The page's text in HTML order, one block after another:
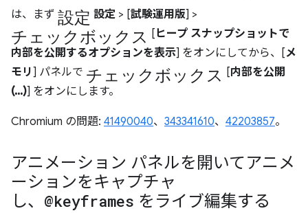
は、まず 設定 設定 > [試験運用版] >
チェックボックス [ヒープ スナップショットで
内部を公開するオプションを表示] をオンにしてから、[メ
モリ ] パネルで チェックボックス [内部を公開
(...)] をオンにします。
Chromium の問題: 41490040、 343341610、 42203857。
アニメーション パネルを開いてアニメ
ーションをキャプチャ
し、 @keyframes をライブ編集する